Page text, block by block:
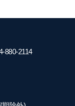
880-2114